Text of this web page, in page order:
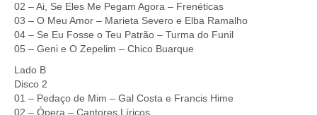
02 – Ai, Se Eles Me Pegam Agora – Frenéticas
03 – O Meu Amor – Marieta Severo e Elba Ramalho
04 – Se Eu Fosse o Teu Patrão – Turma do Funil
05 – Geni e O Zepelim – Chico Buarque
Lado B
Disco 2
01 – Pedaço de Mim – Gal Costa e Francis Hime
02 – Ópera – Cantores Líricos